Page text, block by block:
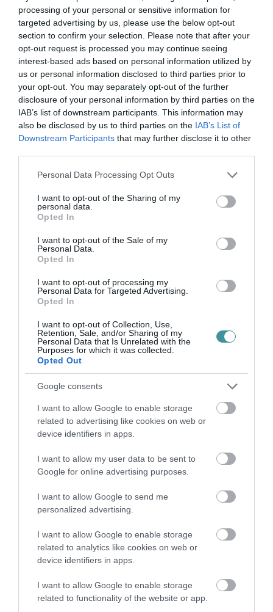
processing of your personal or sensitive information for
targeted advertising by us, please use the below opt-out
section to confirm your selection. Please note that after your
opt-out request is processed you may continue seeing
interest-based ads based on personal information utilized by
us or personal information disclosed to third parties prior to
your opt-out. You may separately opt-out of the further
disclosure of your personal information by third parties on the
IAB’s list of downstream participants. This information may
also be disclosed by us to third parties on the IAB’s List of
Downstream Participants that may further disclose it to other
Please note that this website/app uses one or more Google
not limited to your visit or usage behaviour. You may click to
grant or deny consent to Google and its third-party tags to
use your data for below specified purposes in below Google
consent section.
Personal Data Processing Opt Outs
I want to opt-out of the Sharing of my
personal data.
Opted In
I want to opt-out of the Sale of my
Personal Data.
Opted In
I want to opt-out of processing my
Personal Data for Targeted Advertising.
Opted In
I want to opt-out of Collection, Use,
Retention, Sale, and/or Sharing of my
Personal Data that Is Unrelated with the
Purposes for which it was collected.
Opted Out
Google consents
I want to allow Google to enable storage
related to advertising like cookies on web or
device identifiers in apps.
I want to allow my user data to be sent to
Google for online advertising purposes.
I want to allow Google to send me
personalized advertising.
I want to allow Google to enable storage
related to analytics like cookies on web or
device identifiers in apps.
I want to allow Google to enable storage
related to functionality of the website or app.
indexkép: shutterstock
Ne maradjon le a legfrissebb hírekről, kövessen
bennünket az EGRI ÜGYEK Google Hírek oldalán!
VISSZA A FŐOLDALRA
Legfrissebb híreink
35 PERCES TANÓRÁK ÉS KEVESEBB HÁZI
FELADAT JÖHET AZ ALSÓ ...
BAKA ANDRÁST JELÖLI KÖZTÁRSASÁGI
2026. augusztus 08|Mindenki ügye
ÚJ MAGYAR KÜLÜGYI STRATÉGIA KÉSZÜL,
TELJES SZAKÍTÁS JÖN A...
TATA ELBŰVÖLŐ LÁTVÁNYOSSÁGAI,
AMIKÉRT ÉRDEMES MEGNÉZNI
TELJESEN ÚJRAINDUL A P...
2026. augusztus 07|Mindenki ügye